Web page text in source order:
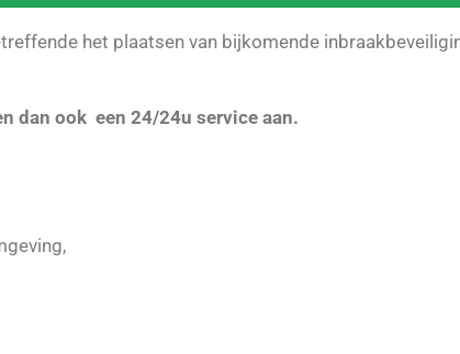
het plaatsen van bijkomende
dan ook een 24/24u service aan.